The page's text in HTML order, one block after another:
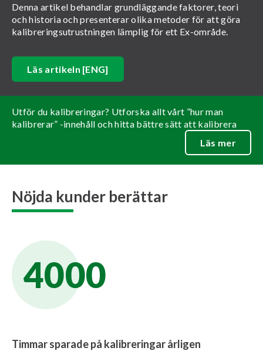
Denna artikel behandlar grundläggande faktorer, teori
och historia och presenterar olika metoder för att göra
kalibreringsutrustningen lämplig för ett Ex-område.
Läs artikeln [ENG]
Utför du kalibreringar? Utforska allt vårt ”hur man
kalibrerar” -innehåll och hitta bättre sätt att kalibrera
Läs mer
Nöjda kunder berättar
4000
Timmar sparade på kalibreringar årligen